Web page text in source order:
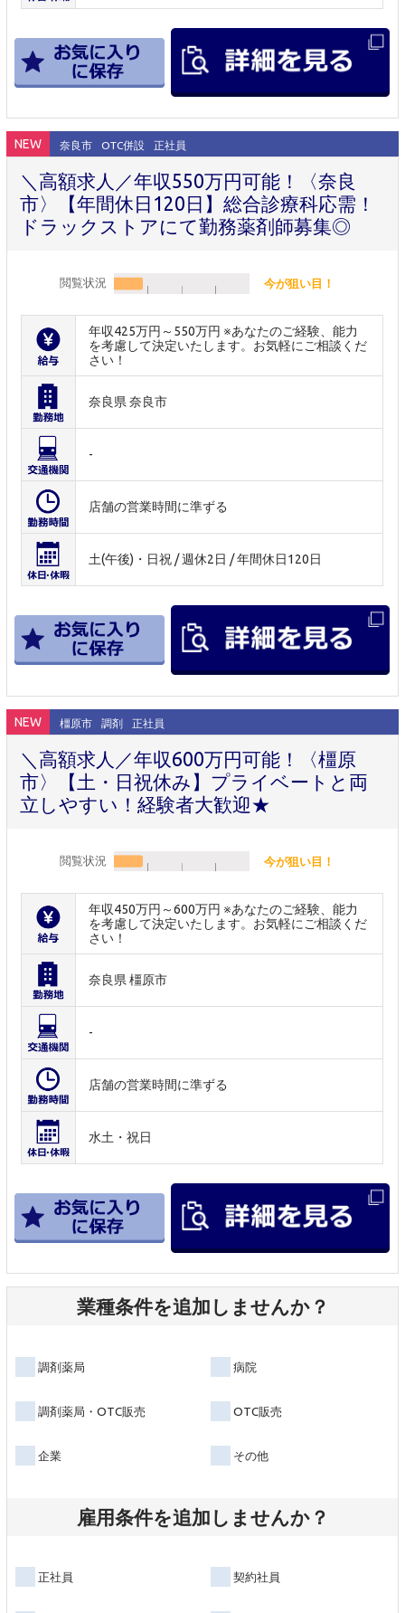
NEW 奈良市 OTC併設 正社員
＼高額求人／年収550万円可能！〈奈良
市〉【年間休日120日】総合診療科応需！
ドラックストアにて勤務薬剤師募集◎
閲覧状況 今が狙い目！
年収425万円～550万円 ※あなたのご経験、能力
を考慮して決定いたします。お気軽にご相談くだ
さい！
奈良県 奈良市
-
店舗の営業時間に準ずる
土(午後)・日祝 / 週休2日 / 年間休日120日
NEW 橿原市 調剤 正社員
＼高額求人／年収600万円可能！〈橿原
市〉【土・日祝休み】プライベートと両
立しやすい！経験者大歓迎★
閲覧状況 今が狙い目！
年収450万円～600万円 ※あなたのご経験、能力
を考慮して決定いたします。お気軽にご相談くだ
さい！
奈良県 橿原市
-
店舗の営業時間に準ずる
水土・祝日
業種条件を追加しませんか？
調剤薬局 病院
調剤薬局・OTC販売 OTC販売
企業 その他
雇用条件を追加しませんか？
正社員 契約社員